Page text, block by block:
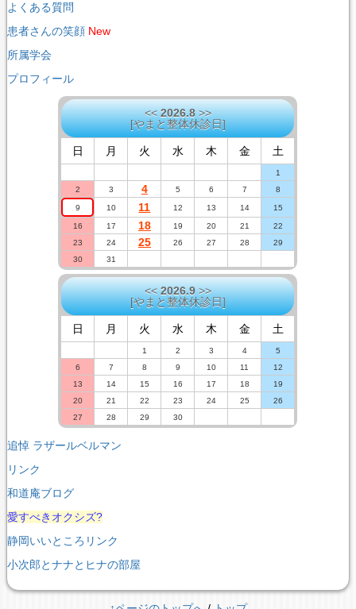
よくある質問
患者さんの笑顔 New
所属学会
プロフィール
<< 2026.8 >>
[やまと整体休診日]
日 月 火 水 木 金 土
1
2
3 4 5 6 7 8
9 10 11 12 13 14 15
16 17 18 19 20 21
22
23
24 25 26 27 28
29
30
31
<< 2026.9 >>
[やまと整体休診日]
日 月 火 水 木 金 土
1 2 3 4
5
6
7 8 9 10 11
12
13
14 15 16 17 18
19
20
21 22 23 24 25
26
27
28 29 30
追悼 ラザールベルマン
リンク
和道庵ブログ
愛すべきオクシズ?
静岡いいところリンク
小次郎とナナとヒナの部屋